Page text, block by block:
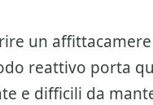
un affittacamere
reattivo porta
e difficili da